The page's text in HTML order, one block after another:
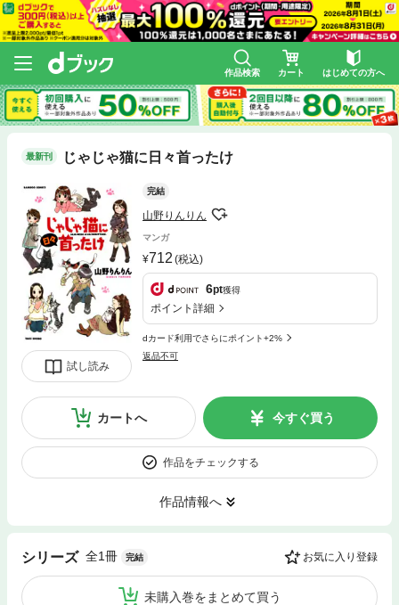
作品検索 カート はじめての方へ
最新刊 じゃじゃ猫に日々首ったけ
試し読み
完結
山野りんりん
マンガ
712 (税込)
6pt獲得
ポイント詳細
dカード利用でさらにポイント+2%
返品不可
カートへ 今すぐ買う
作品をチェックする
作品情報へ
シリーズ 全1冊 完結 お気に入り登録
未購入巻をまとめて買う